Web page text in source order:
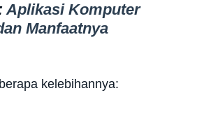
Aplikasi Komputer
Manfaatnya
kelebihannya: